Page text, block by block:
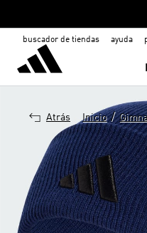
buscador de tiendas ayuda
Atrás Inicio /